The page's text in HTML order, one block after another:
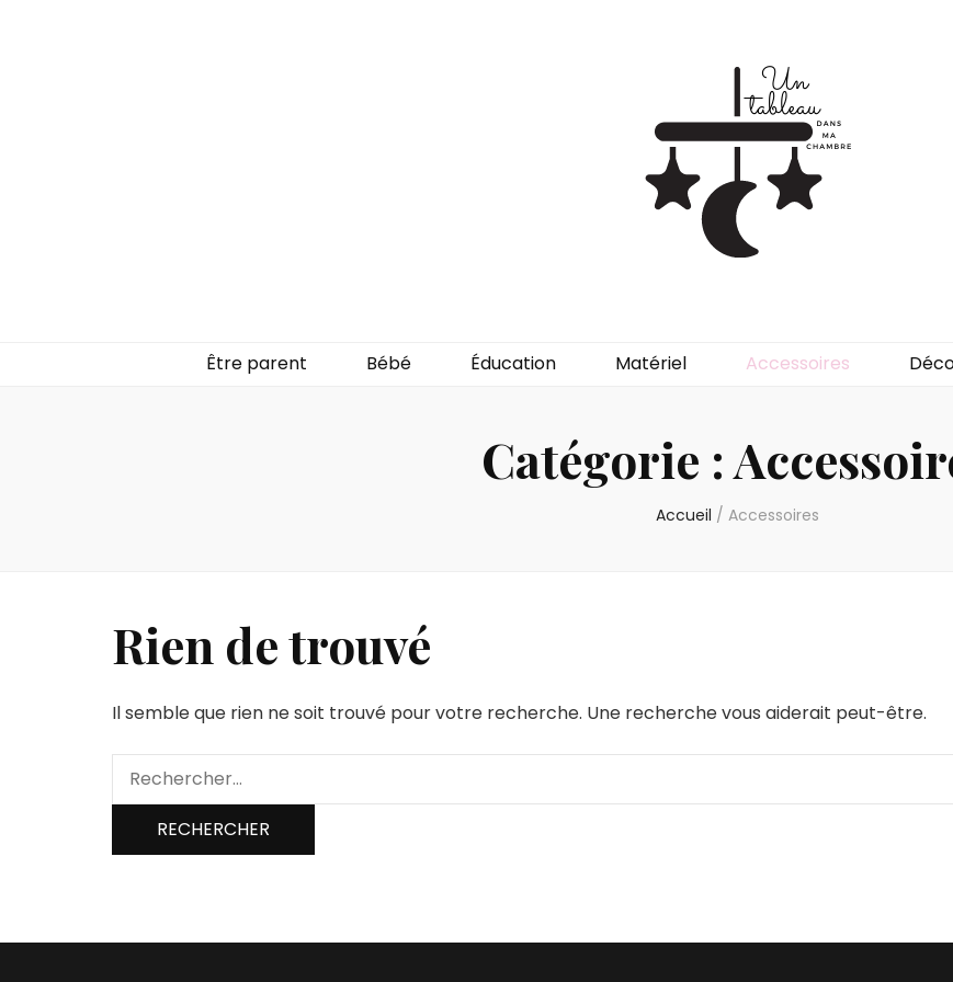
Être parent Bébé Éducation Matériel Accessoires
Catégorie :
Accueil / Accessoires
Rien de trouvé
Il semble que rien ne soit trouvé pour votre recherche. Une recherche vous aiderait peut-être.
Rechercher :